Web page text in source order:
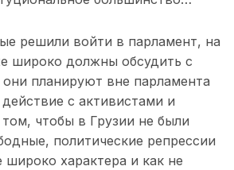
решили войти в парламент, на
широко должны обсудить с
планируют вне парламента
с активистами и
чтобы в Грузии не были
политические репрессии
широко характера и как не